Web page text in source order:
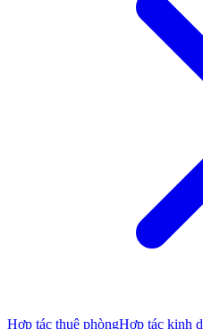
Hợp tác thuê phòngHợp tác kinh